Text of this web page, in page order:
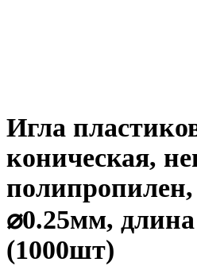
Игла
коническая,
полипропилен,
⌀0.25мм,
(1000шт)